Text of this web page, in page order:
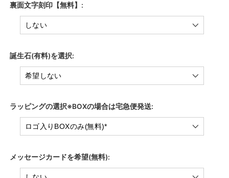
裏面文字刻印【無料】:
誕生石(有料)を選択:
ラッピングの選択※BOXの場合は宅急便発送:
メッセージカードを希望(無料):